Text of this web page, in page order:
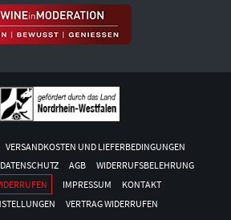
VERSANDKOSTEN UND LIEFERBEDINGUNGEN
DATENSCHUTZ AGB
WIDERRUFSBELEHRUNG
IMPRESSUM
KONTAKT
VERTRAG WIDERRUFEN